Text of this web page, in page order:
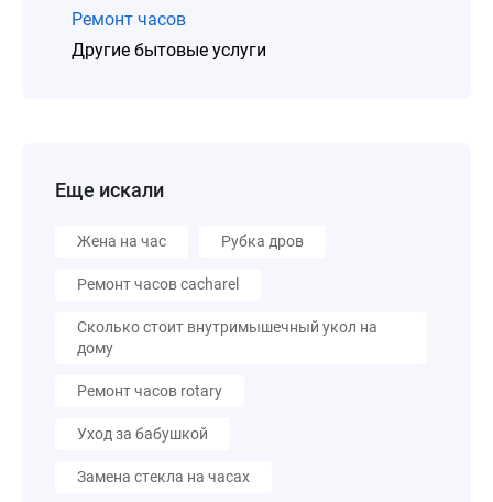
Ремонт часов
Другие бытовые услуги
Еще искали
Жена на час Рубка дров
Ремонт часов cacharel
Сколько стоит внутримышечный укол на
дому
Ремонт часов rotary
Уход за бабушкой
Замена стекла на часах